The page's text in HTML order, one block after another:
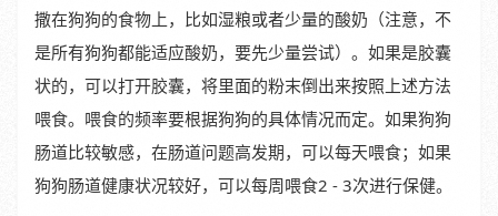
撒在狗狗的食物上，比如湿粮或者少量的酸奶（注意，不
是所有狗狗都能适应酸奶，要先少量尝试）。如果是胶囊
状的，可以打开胶囊，将里面的粉末倒出来按照上述方法
喂食。喂食的频率要根据狗狗的具体情况而定。如果狗狗
肠道比较敏感，在肠道问题高发期，可以每天喂食；如果
狗狗肠道健康状况较好，可以每周喂食2 - 3次进行保健。